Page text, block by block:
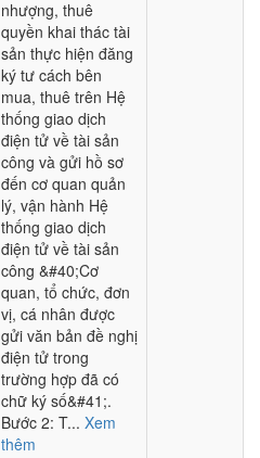
nhượng, thuê
quyền khai thác tài
sản thực hiện đăng
ký tư cách bên
mua, thuê trên Hệ
thống giao dịch
điện tử về tài sản
công và gửi hồ sơ
đến cơ quan quản
lý, vận hành Hệ
thống giao dịch
điện tử về tài sản
công &#40;Cơ
quan, tổ chức, đơn
vị, cá nhân được
gửi văn bản đề nghị
điện tử trong
trường hợp đã có
chữ ký số&#41;.
Bước 2: T... Xem
thêm